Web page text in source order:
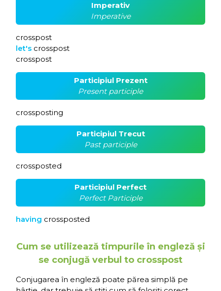
Imperativ
Imperative
crosspost
let's crosspost
crosspost
Participiul Prezent
Present participle
crossposting
Participiul Trecut
Past participle
crossposted
Participiul Perfect
Perfect Participle
having crossposted
Cum se utilizează timpurile în engleză și
se conjugă verbul to crosspost
Conjugarea în engleză poate părea simplă pe